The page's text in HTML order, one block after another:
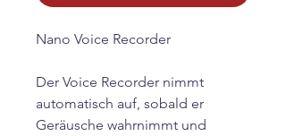
Nano Voice Recorder
Der Voice Recorder nimmt
automatisch auf, sobald er
Geräusche wahrnimmt und